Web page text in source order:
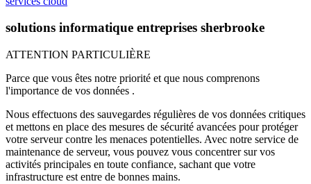
solutions informatique entreprises sherbrooke
ATTENTION PARTICULIÈRE
Parce que vous êtes notre priorité et que nous comprenons
l'importance de vos données .
Nous effectuons des sauvegardes régulières de vos données critiques
et mettons en place des mesures de sécurité avancées pour protéger
votre serveur contre les menaces potentielles. Avec notre service de
maintenance de serveur, vous pouvez vous concentrer sur vos
activités principales en toute confiance, sachant que votre
infrastructure est entre de bonnes mains.